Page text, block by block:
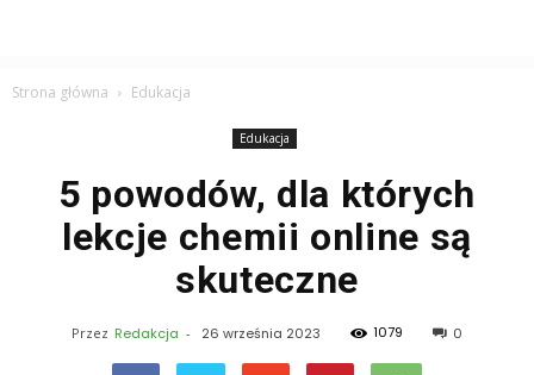
Strona główna Edukacja
Edukacja
5 powodów, dla których
lekcje chemii online są
skuteczne
Przez Redakcja - 26 września 2023 1079 0